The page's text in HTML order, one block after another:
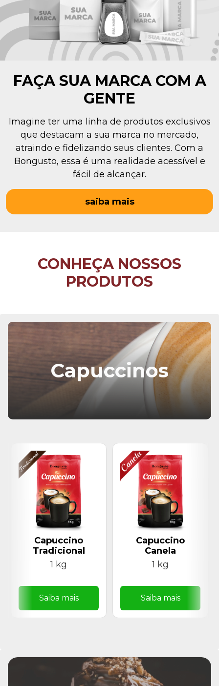
FAÇA SUA MARCA COM A
GENTE
Imagine ter uma linha de produtos exclusivos
que destacam a sua marca no mercado,
atraindo e fidelizando seus clientes. Com a
Bongusto, essa é uma realidade acessível e
fácil de alcançar.
saiba mais
CONHEÇA NOSSOS
PRODUTOS
Capuccinos
Capuccino
Tradicional
1 kg
Saiba mais
Capuccino
Canela
1 kg
Saiba mais